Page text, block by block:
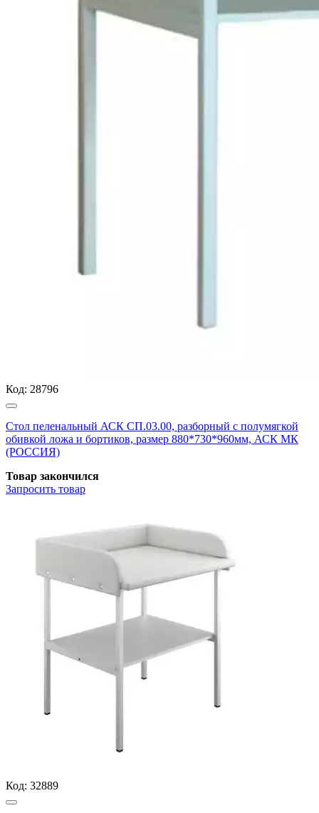
Код: 28796
Стол пеленальный АСК СП.03.00, разборный с полумягкой
обивкой ложа и бортиков, размер 880*730*960мм, АСК МК
(РОССИЯ)
Товар закончился
Запросить товар
Код: 32889